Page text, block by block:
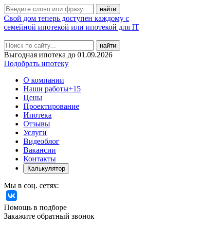
Свой дом теперь доступен каждому с
семейной ипотекой или ипотекой для IT
найти
Выгодная ипотека до 01.09.2026
Подобрать ипотеку
О компании
Наши работы+15
Цены
Проектирование
Ипотека
Отзывы
Услуги
Видеоблог
Вакансии
Контакты
Калькулятор
Мы в соц. сетях:
Помощь в подборе
Закажите обратный звонок